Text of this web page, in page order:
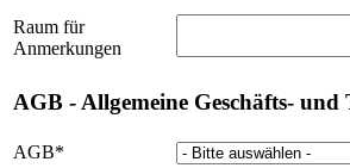
Raum für
Anmerkungen
AGB - Allgemeine Geschäfts-
AGB*